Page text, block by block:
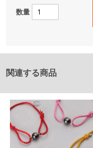
数量
関連する商品